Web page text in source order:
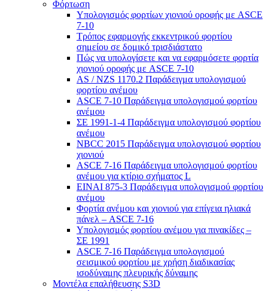
Φόρτωση
Υπολογισμός φορτίων χιονιού οροφής με ASCE
7-10
Τρόπος εφαρμογής εκκεντρικού φορτίου
σημείου σε δομικό τρισδιάστατο
Πώς να υπολογίσετε και να εφαρμόσετε φορτία
χιονιού οροφής με ASCE 7-10
AS / NZS 1170.2 Παράδειγμα υπολογισμού
φορτίου ανέμου
ASCE 7-10 Παράδειγμα υπολογισμού φορτίου
ανέμου
ΣΕ 1991-1-4 Παράδειγμα υπολογισμού φορτίου
ανέμου
NBCC 2015 Παράδειγμα υπολογισμού φορτίου
χιονιού
ASCE 7-16 Παράδειγμα υπολογισμού φορτίου
ανέμου για κτίριο σχήματος L
ΕΙΝΑΙ 875-3 Παράδειγμα υπολογισμού φορτίου
ανέμου
Φορτία ανέμου και χιονιού για επίγεια ηλιακά
πάνελ – ASCE 7-16
Υπολογισμός φορτίου ανέμου για πινακίδες –
ΣΕ 1991
ASCE 7-16 Παράδειγμα υπολογισμού
σεισμικού φορτίου με χρήση διαδικασίας
ισοδύναμης πλευρικής δύναμης
Μοντέλα επαλήθευσης S3D